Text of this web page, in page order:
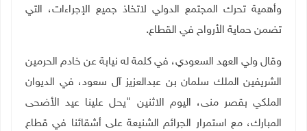
وأهمية تحرك المجتمع الدولي لاتخاذ جميع الإجراءات، التي
تضمن حماية الأرواح في القطاع.
وقال ولي العهد السعودي، في كلمة له نيابة عن خادم الحرمين
الشريفين الملك سلمان بن عبدالعزيز آل سعود، في الديوان
الملكي بقصر منى، اليوم الاثنين "يحل علينا عيد الأضحى
المبارك، مع استمرار الجرائم الشنيعة على أشقائنا في قطاع